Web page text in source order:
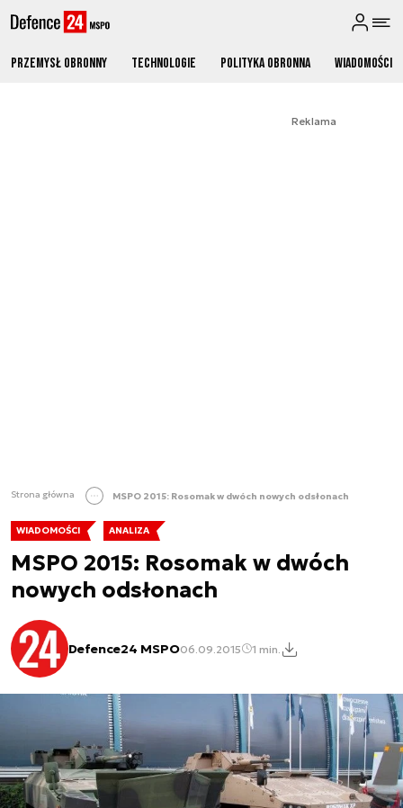
Przemysł obronny Technologie Polityka obronna Wiadomości
Reklama
Strona główna MSPO 2015: Rosomak w dwóch nowych odsłonach
WIADOMOŚCI ANALIZA
MSPO 2015: Rosomak w dwóch
nowych odsłonach
Defence24 MSPO06.09.2015 1 min.